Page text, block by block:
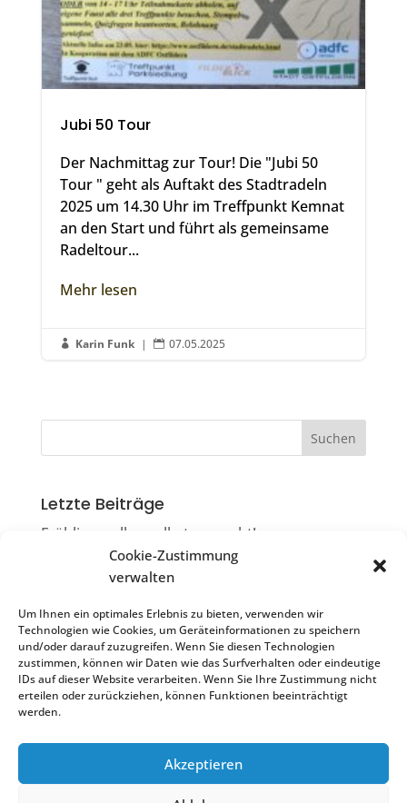
Cookie-Zustimmung
verwalten
Um Ihnen ein optimales Erlebnis zu bieten, verwenden wir
Technologien wie Cookies, um Geräteinformationen zu speichern
und/oder darauf zuzugreifen. Wenn Sie diesen Technologien
zustimmen, können wir Daten wie das Surfverhalten oder eindeutige
IDs auf dieser Website verarbeiten. Wenn Sie Ihre Zustimmung nicht
erteilen oder zurückziehen, können Funktionen beeinträchtigt
werden.
Akzeptieren
Jubi 50 Tour
Der Nachmittag zur Tour! Die "Jubi 50
Tour " geht als Auftakt des Stadtradeln
2025 um 14.30 Uhr im Treffpunkt Kemnat
an den Start und führt als gemeinsame
Radeltour...
Mehr lesen
 Karin Funk |  07.05.2025
Letzte Beiträge
Frühlingsrollen selbst gemacht!
Die Ruiter Flimmerkiste
Sonntagscafé
Impulsvortrag „Resilienz stärken“
Treffpunkt Ostfildern Ruit | 2022